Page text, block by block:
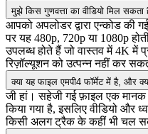
मुझे किस गुणवत्ता का वीडियो मिल
आपको अपलोडर द्वारा एन्कोड की
पर यह 480p, 720p या 1080p
उपलब्ध होते हैं जो वास्तव में 4K में
रिज़ॉल्यूशन को उत्पन्न नहीं कर
क्या यह फाइल एमपी4 फॉर्मेट में है, और
जी हां। सहेजी गई फ़ाइल एक
किया गया है, इसलिए वीडियो और
किसी अलग ट्रैक के कहीं भी चल